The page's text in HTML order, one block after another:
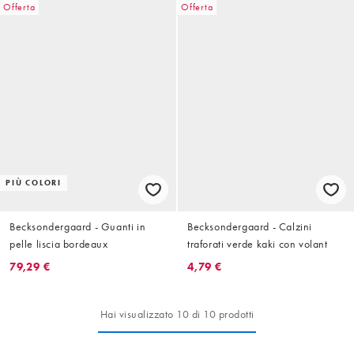
Offerta
PIÙ COLORI
Becksondergaard - Guanti in
pelle liscia bordeaux
79,29 €
Offerta
Becksondergaard - Calzini
traforati verde kaki con volant
4,79 €
Hai visualizzato 10 di 10 prodotti